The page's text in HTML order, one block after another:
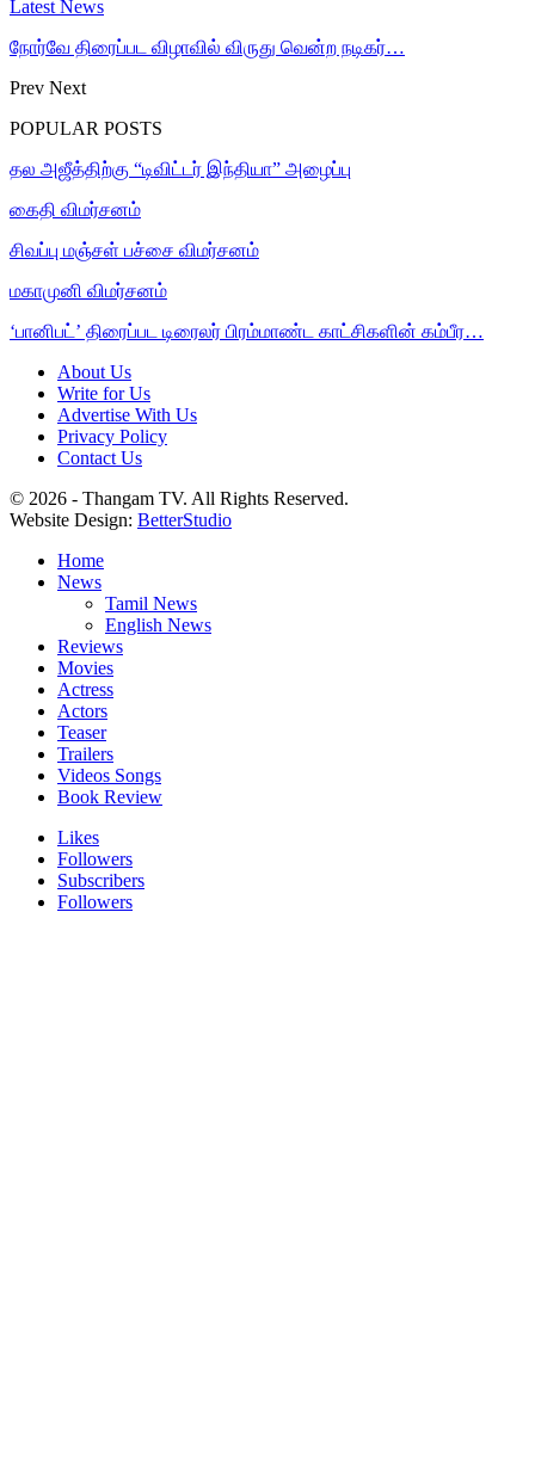
Latest News
நோர்வே திரைப்பட விழாவில் விருது வென்ற நடிகர்…
Prev Next
POPULAR POSTS
தல அஜீத்திற்கு “டிவிட்டர் இந்தியா” அழைப்பு
கைதி விமர்சனம்
சிவப்பு மஞ்சள் பச்சை விமர்சனம்
மகாமுனி விமர்சனம்
‘பானிபட்’ திரைப்பட டிரைலர் பிரம்மாண்ட காட்சிகளின் கம்பீர…
About Us
Write for Us
Advertise With Us
Privacy Policy
Contact Us
© 2026 - Thangam TV. All Rights Reserved.
Website Design: BetterStudio
Home
News
Tamil News
English News
Reviews
Movies
Actress
Actors
Teaser
Trailers
Videos Songs
Book Review
Likes
Followers
Subscribers
Followers